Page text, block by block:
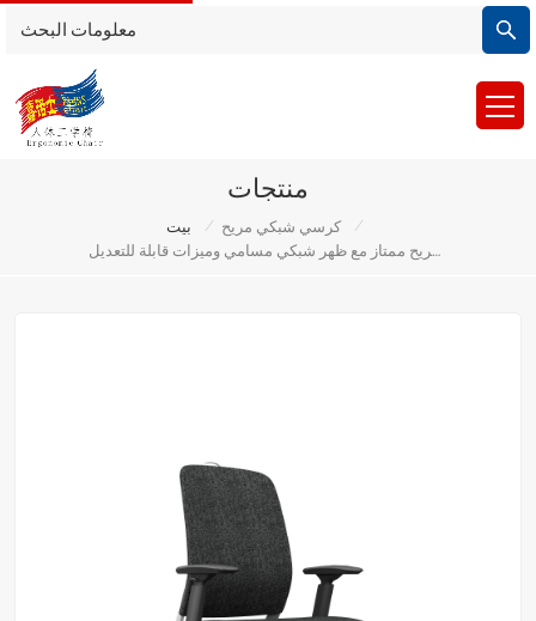
منتجات
بيت / كرسي شبكي مريح
/
كرسي مكتب مريح ممتاز مع ظهر شبكي مسامي وميزات قابلة للتعديل